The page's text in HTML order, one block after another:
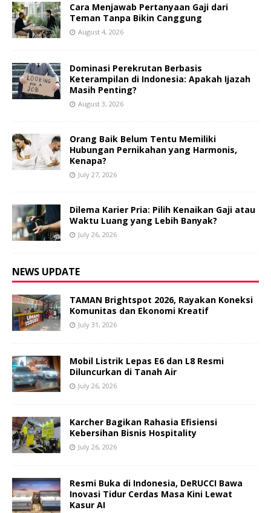
Cara Menjawab Pertanyaan Gaji dari
Teman Tanpa Bikin Canggung
August 4, 2026
Dominasi Perekrutan Berbasis
Keterampilan di Indonesia: Apakah Ijazah
Masih Penting?
August 3, 2026
Orang Baik Belum Tentu Memiliki
Hubungan Pernikahan yang Harmonis,
Kenapa?
July 27, 2026
Dilema Karier Pria: Pilih Kenaikan Gaji atau
Waktu Luang yang Lebih Banyak?
July 26, 2026
NEWS UPDATE
TAMAN Brightspot 2026, Rayakan Koneksi
Komunitas dan Ekonomi Kreatif
July 31, 2026
Mobil Listrik Lepas E6 dan L8 Resmi
Diluncurkan di Tanah Air
July 26, 2026
Karcher Bagikan Rahasia Efisiensi
Kebersihan Bisnis Hospitality
July 26, 2026
Resmi Buka di Indonesia, DeRUCCI Bawa
Inovasi Tidur Cerdas Masa Kini Lewat
Kasur AI